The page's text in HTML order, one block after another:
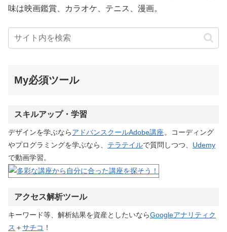
味は映画鑑賞、カラオケ、テニス、漫画。
My必須ツール
スキルアップ・学習
デザインを学ぶならアドバンスクールAdobe講座 。コーディング
やプログラミングを学ぶなら、 テラテイルで質問しつつ、 Udemy
で動画学習。
アクセス解析ツール
キーワード等、解析結果を資産としたいならGoogleアナリティク
ス ＋サチコ ！